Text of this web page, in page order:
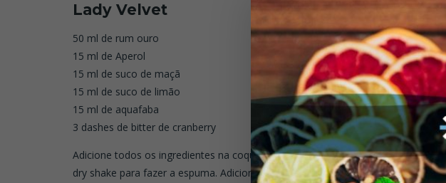
Lady Velvet
50 ml de rum ouro
15 ml de Aperol
15 ml de suco de maçã
15 ml de suco de limão
15 ml de aquafaba
3 dashes de bitter de cranberry
Adicione todos os ingredientes na coqueteleira, com exceção do bitter e faça um
dry shake para fazer a espuma. Adicione gelo e misture para resfriar o drinque.